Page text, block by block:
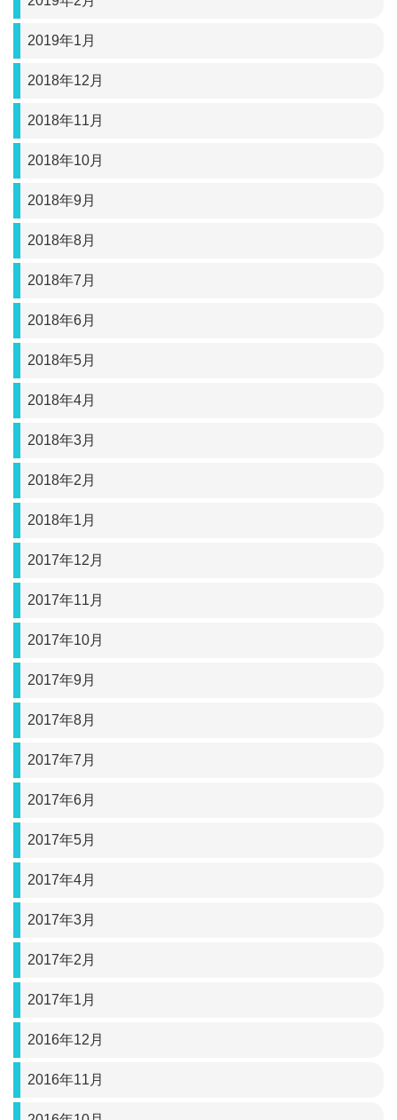
2019年1月
2018年12月
2018年11月
2018年10月
2018年9月
2018年8月
2018年7月
2018年6月
2018年5月
2018年4月
2018年3月
2018年2月
2018年1月
2017年12月
2017年11月
2017年10月
2017年9月
2017年8月
2017年7月
2017年6月
2017年5月
2017年4月
2017年3月
2017年2月
2017年1月
2016年12月
2016年11月